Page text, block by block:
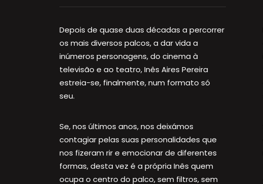
Depois de quase duas décadas a percorrer
os mais diversos palcos, a dar vida a
inúmeros personagens, do cinema à
televisão e ao teatro, Inês Aires Pereira
estreia-se, finalmente, num formato só
seu.
Se, nos últimos anos, nos deixámos
contagiar pelas suas personalidades que
nos fizeram rir e emocionar de diferentes
formas, desta vez é a própria Inês quem
ocupa o centro do palco, sem filtros, sem